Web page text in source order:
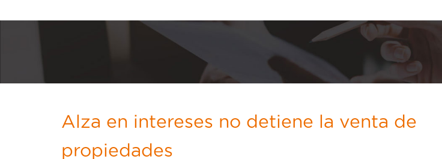
Alza en intereses no detiene la venta de
propiedades